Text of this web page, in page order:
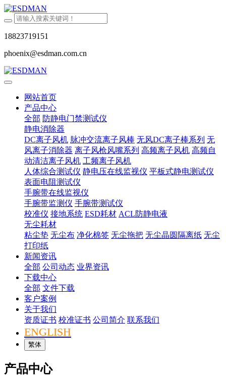
18823719151
phoenix@esdman.com.cn
网站首页
产品中心
全部 防静电门禁测试仪
静电消除器
DC离子风机 脉冲交流离子风棒 无风DC离子棒系列 无
风离子消除器 离子风枪风嘴系列 高频离子风机 高频自
动清洁离子风机 工频离子风机
人体综合测试仪 静电压在线监视仪 平板式静电测试仪
表面电阻测试仪
手腕带在线监视仪
手腕带监测仪 手腕带测试仪
校准仪 接地系统 ESD耗材 ACL防静电液
无尘耗材
粘尘垫 无尘布 净化棉签 无尘拖把 无尘晶圆隔离纸 无尘
打印纸
新闻资讯
全部 公司动态 业界资讯
下载中心
全部 文件下载
客户案例
关于我们
资质证书 校准证书 公司简介 联系我们
ENGLISH
繁体
产品中心